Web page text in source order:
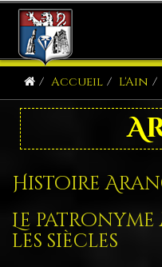
Accueil L'Ain
Histoire
Le
les siècles